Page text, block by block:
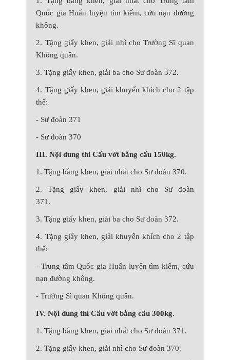
Quốc gia Huấn luyện tìm kiếm, cứu nạn đường
không.
2. Tặng giấy khen, giải nhì cho Trường Sĩ quan
Không quân.
3. Tặng giấy khen, giải ba cho Sư đoàn 372.
4. Tặng giấy khen, giải khuyến khích cho 2 tập
thể:
- Sư đoàn 371
- Sư đoàn 370
III. Nội dung thi Cẩu vớt bằng cẩu 150kg.
1. Tặng bằng khen, giải nhất cho Sư đoàn 370.
2. Tặng giấy khen, giải nhì cho Sư đoàn
371.
3. Tặng giấy khen, giải ba cho Sư đoàn 372.
4. Tặng giấy khen, giải khuyến khích cho 2 tập
thể:
- Trung tâm Quốc gia Huấn luyện tìm kiếm, cứu
nạn đường không.
- Trường Sĩ quan Không quân.
IV. Nội dung thi Cẩu vớt bằng cẩu 300kg.
1. Tặng bằng khen, giải nhất cho Sư đoàn 371.
2. Tặng giấy khen, giải nhì cho Sư đoàn 370.